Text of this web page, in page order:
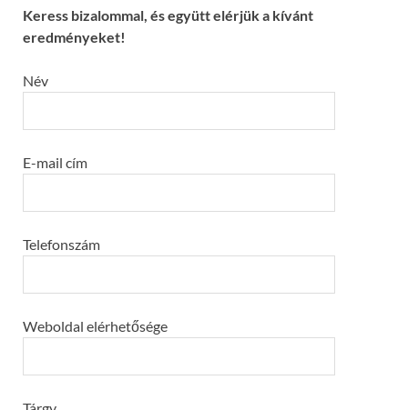
Keress bizalommal, és együtt elérjük a kívánt
eredményeket!
Név
E-mail cím
Telefonszám
Weboldal elérhetősége